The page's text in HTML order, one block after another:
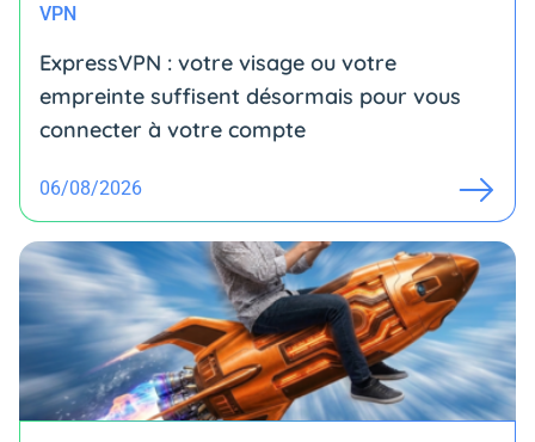
VPN
ExpressVPN : votre visage ou votre
empreinte suffisent désormais pour vous
connecter à votre compte
06/08/2026